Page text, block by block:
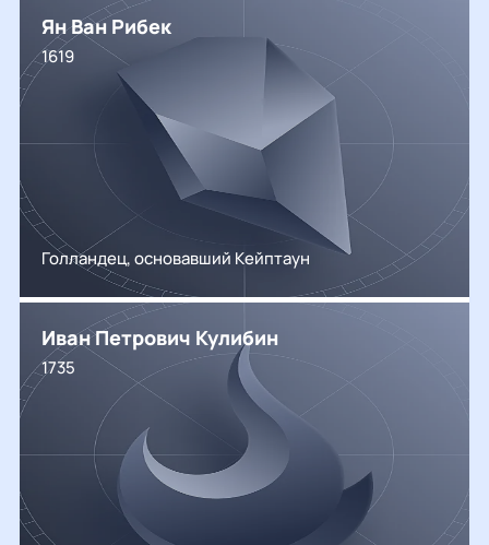
Ян Ван Рибек
1619
Голландец, основавший Кейптаун
Иван Петрович Кулибин
1735